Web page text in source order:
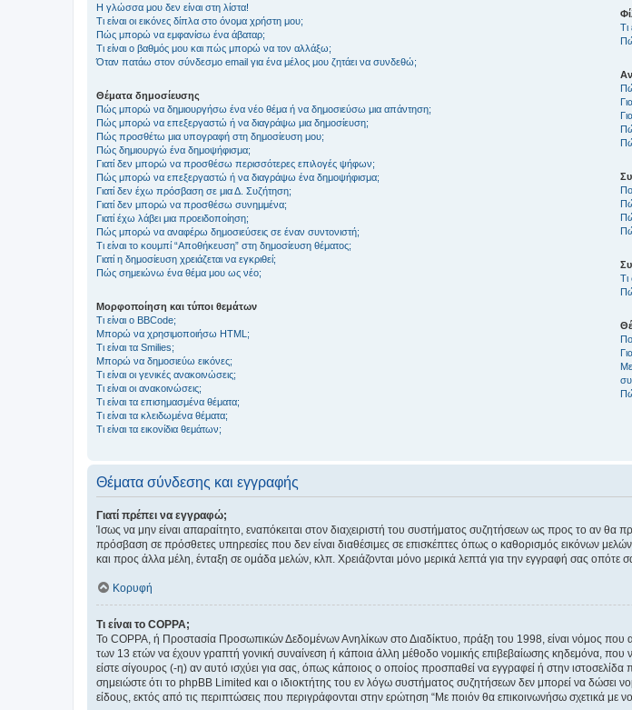
Η γλώσσα μου δεν είναι στη λίστα!
Τι είναι οι εικόνες δίπλα στο όνομα χρήστη μου;
Πώς μπορώ να εμφανίσω ένα άβαταρ;
Τι είναι ο βαθμός μου και πώς μπορώ να τον αλλάξω;
Όταν πατάω στον σύνδεσμο email για ένα μέλος μου ζητάει να συνδεθώ;
Θέματα δημοσίευσης
Πώς μπορώ να δημιουργήσω ένα νέο θέμα ή να δημοσιεύσω μια απάντηση;
Πώς μπορώ να επεξεργαστώ ή να διαγράψω μια δημοσίευση;
Πώς προσθέτω μια υπογραφή στη δημοσίευση μου;
Πώς δημιουργώ ένα δημοψήφισμα;
Γιατί δεν μπορώ να προσθέσω περισσότερες επιλογές ψήφων;
Πώς μπορώ να επεξεργαστώ ή να διαγράψω ένα δημοψήφισμα;
Γιατί δεν έχω πρόσβαση σε μια Δ. Συζήτηση;
Γιατί δεν μπορώ να προσθέσω συνημμένα;
Γιατί έχω λάβει μια προειδοποίηση;
Πώς μπορώ να αναφέρω δημοσιεύσεις σε έναν συντονιστή;
Τι είναι το κουμπί “Αποθήκευση” στη δημοσίευση θέματος;
Γιατί η δημοσίευση χρειάζεται να εγκριθεί;
Πώς σημειώνω ένα θέμα μου ως νέο;
Μορφοποίηση και τύποι θεμάτων
Τι είναι ο BBCode;
Μπορώ να χρησιμοποιήσω HTML;
Τι είναι τα Smilies;
Μπορώ να δημοσιεύω εικόνες;
Τι είναι οι γενικές ανακοινώσεις;
Τι είναι οι ανακοινώσεις;
Τι είναι τα επισημασμένα θέματα;
Τι είναι τα κλειδωμένα θέματα;
Τι είναι τα εικονίδια θεμάτων;
Τι
Θέματα σύνδεσης και εγγραφής
Γιατί πρέπει να εγγραφώ;
Ίσως να μην είναι απαραίτητο, εναπόκειται στον διαχειριστή του συστήματος συζητήσεων ως προς το αν
πρόσβαση σε πρόσθετες υπηρεσίες που δεν είναι διαθέσιμες σε επισκέπτες όπως ο καθορισμός εικόνων
και προς άλλα μέλη, ένταξη σε ομάδα μελών, κλπ. Χρειάζονται μόνο μερικά λεπτά για την εγγραφή σας οπότε
Κορυφή
Τι είναι το COPPA;
Το COPPA, ή Προστασία Προσωπικών Δεδομένων Ανηλίκων στο Διαδίκτυο, πράξη του 1998, είναι νόμος
των 13 ετών να έχουν γραπτή γονική συναίνεση ή κάποια άλλη μέθοδο νομικής επιβεβαίωσης κηδεμόνα,
είστε σίγουρος (-η) αν αυτό ισχύει για σας, όπως κάποιος ο οποίος προσπαθεί να εγγραφεί ή στην
σημειώστε ότι το phpBB Limited και ο ιδιοκτήτης του εν λόγω συστήματος συζητήσεων δεν μπορεί να δώσει
είδους, εκτός από τις περιπτώσεις που περιγράφονται στην ερώτηση “Με ποιόν θα επικοινωνήσω σχετικά